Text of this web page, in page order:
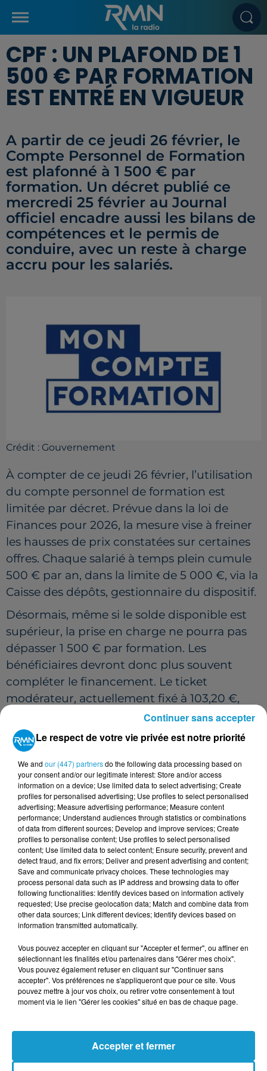
CPF : UN PLAFOND DE 1
500 € PAR FORMATION
EST ENTRÉ EN VIGUEUR
A partir de ce jeudi 26 février, le
Compte Personnel de Formation
est plafonné à 1 500 € par
formation. Un décret publié ce
mercredi 25 février au Journal
officiel encadre aussi les bilans de
compétences et le permis de
conduire, avec un reste à charge
accru pour les salariés.
Crédit : Gouvernement
À compter de ce jeudi 26 février, l’utilisation
du compte personnel de formation est
limitée par décret. Prévue dans la loi de
Finances pour 2026, la mesure vise à freiner
les hausses de prix constatées sur certaines
offres. Chaque salarié à temps plein cumule
500 € par an, dans la limite de 5 000 €, via la
Caisse des dépôts, gestionnaire du dispositif.
Désormais, même si le solde disponible est
supérieur, la prise en charge ne pourra pas
dépasser 1 500 € par formation. Les
bénéficiaires devront donc plus souvent
compléter le financement. Le ticket
modérateur, actuellement fixé à 103,20 €,
pourrait par ailleurs être relevé autour de 150
€, sans publication officielle à ce stade.
DES RESTRICTIONS SUPPLÉMENTAIRES POUR LE
PERMIS DE CONDUIRE
Le financement du permis via le CPF évolue
également. À partir du 1er mars 2026, il sera
réservé aux demandeurs d’emploi et
plafonné à 900 € maximum. Plusieurs
acteurs du secteur dénoncent un risque
d’exclusion des publics les plus modestes.
Les formations en langues ou en
compétences numériques dépassent
fréquemment les nouveaux seuils. Les
représentants des organismes redoutent un
frein aux reconversions professionnelles et
un accès plus inégal aux bilans de
compétences.
destinée à contenir les dérives pointées par
la Cour des comptes en 2023. Selon les
Le respect de votre vie privée est notre priorité
We and our (447) partnersdo the following data processing based on
your consent and/or our legitimate interest: Store and/or access
information on a device; Use limited data to select advertising; Create
profiles for personalised advertising; Use profiles to select personalised
advertising; Measure advertising performance; Measure content
performance; Understand audiences through statistics or combinations
of data from different sources; Develop and improve services; Create
profiles to personalise content; Use profiles to select personalised
content; Use limited data to select content; Ensure security, prevent and
detect fraud, and fix errors; Deliver and present advertising and content;
Save and communicate privacy choices. These technologies may
process personal data such as IP address and browsing data to offer
following functionalities: Identify devices based on information actively
requested; Use precise geolocation data; Match and combine data from
other data sources; Link different devices; Identify devices based on
information transmitted automatically.
Vous pouvez accepter en cliquant sur "Accepter et fermer", ou affiner en
sélectionnant les finalités et/ou partenaires dans "Gérer mes choix".
Vous pouvez également refuser en cliquant sur "Continuer sans
accepter". Vos préférences ne s'appliqueront que pour ce site. Vous
pouvez mettre à jour vos choix, ou retirer votre consentement à tout
moment via le lien "Gérer les cookies" situé en bas de chaque page.
Accepter et fermer
Continuer sans accepter